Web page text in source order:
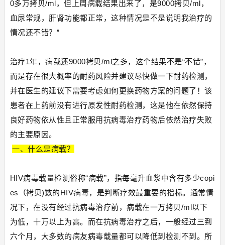
0多万拷贝/ml，但上周病载结果出来了，是9000拷贝/ml，
血尿常规，肝肾功能都正常，这种情况是不是说明我治疗的
情况还不错？”
治疗1年，病载还9000拷贝/ml之多，这个结果不是“不错”，
而是存在很大概率的耐药风险并建议尽快做一下耐药检测，
并在医生的建议下需要考虑如何更换药物方案的问题了！该
患者在上药前没有进行原发性耐药检测，这是他在依然保持
良好药物依从性且正常服用抗病毒治疗药物后依然治疗失败
的主要原因。
一、什么是病载？
HIV病毒载量检测俗称“病载”，指每毫升血浆中含有多少copi
es（拷贝)数的HIV病毒，是判断疗效最重要的指标。通常情
况下，在没有经过抗病毒治疗前，病载在一万拷贝/ml以下
为低，十万以上为高。而在抗病毒治疗之后，一般经过三到
六个月，大多数的病友病毒载量都可以降低到检测不到。所